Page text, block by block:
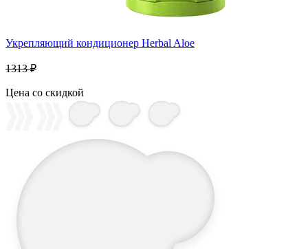
Укрепляющий кондиционер Herbal Aloe
1313 ₽
Цена со скидкой